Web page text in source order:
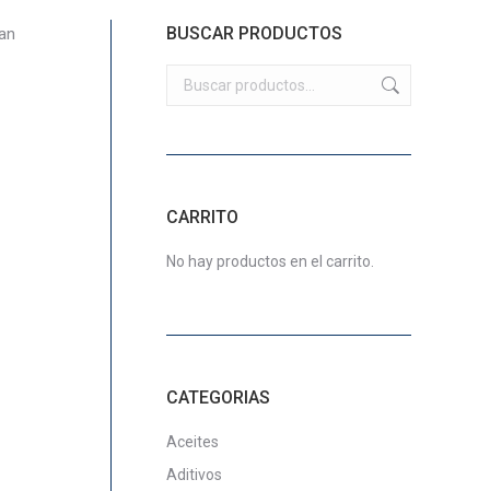
BUSCAR PRODUCTOS
CARRITO
No hay productos en el carrito.
CATEGORIAS
Aceites
Aditivos